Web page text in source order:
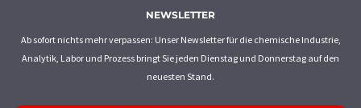
NEWSLETTER
Ab sofort nichts mehr verpassen: Unser Newsletter für die chemische Industrie,
Analytik, Labor und Prozess bringt Sie jeden Dienstag und Donnerstag auf den
neuesten Stand.